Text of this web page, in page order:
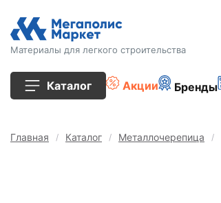
Материалы для легкого строительства
Каталог Акции Бренды
Главная Каталог Металлочерепица